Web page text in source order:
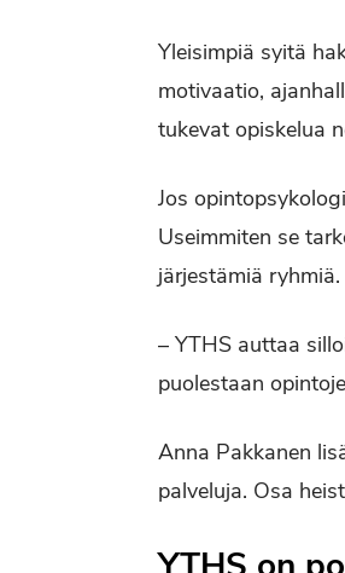
Yleisimpiä syitä
motivaatio,
tukevat opiskelua
Jos
Useimmiten se
järjestämiä ryhmiä.
– YTHS auttaa
puolestaan
Anna Pakkanen
palveluja. Osa